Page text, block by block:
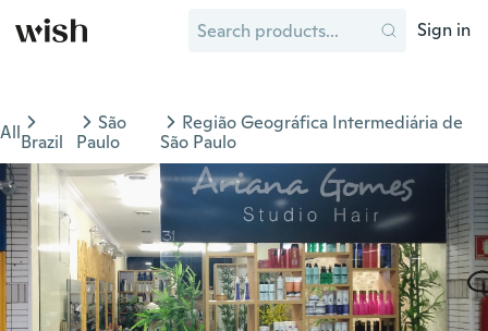
Sign in
AllBrazil
São
Paulo
Região Geográfica Intermediária de
São Paulo